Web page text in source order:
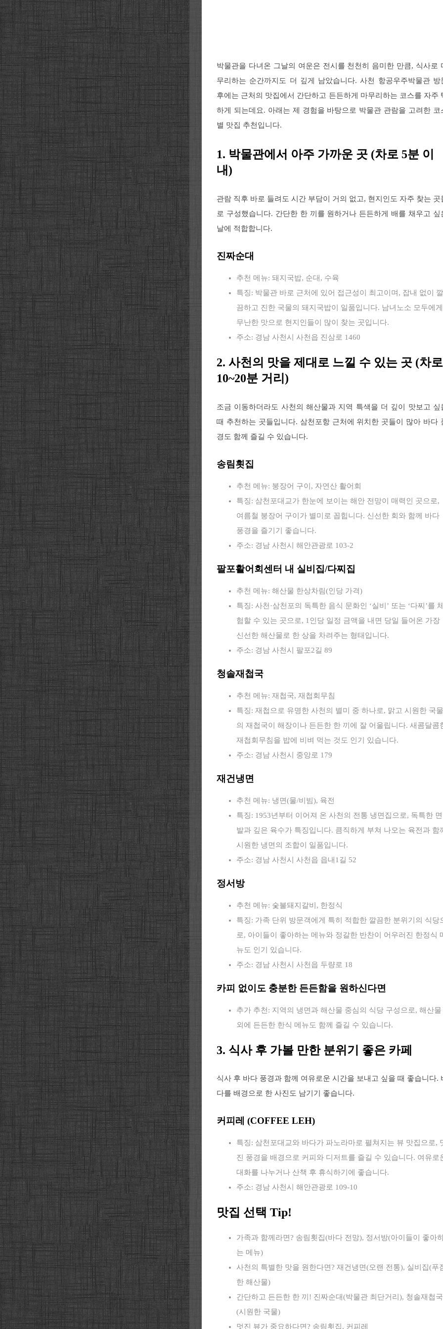
박물관을 다녀온 그날의 여운은 전시를 천천히 음미한 만큼, 식사로
무리하는 순간까지도 더 깊게 남았습니다. 사천 항공우주박물관 방
후에는 근처의 맛집에서 간단하고 든든하게 마무리하는 코스를 자주
하게 되는데요. 아래는 제 경험을 바탕으로 박물관 관람을 고려한 코
별 맛집 추천입니다.
1. 박물관에서 아주 가까운 곳 (차로 5분 이
내)
관람 직후 바로 들려도 시간 부담이 거의 없고, 현지인도 자주 찾는 곳
로 구성했습니다. 간단한 한 끼를 원하거나 든든하게 배를 채우고 싶
날에 적합합니다.
진짜순대
추천 메뉴: 돼지국밥, 순대, 수육
특징: 박물관 바로 근처에 있어 접근성이 최고이며, 잡내 없이 깔
끔하고 진한 국물의 돼지국밥이 일품입니다. 남녀노소 모두에게
무난한 맛으로 현지인들이 많이 찾는 곳입니다.
주소: 경남 사천시 사천읍 진삼로 1460
2. 사천의 맛을 제대로 느낄 수 있는 곳 (차로
10~20분 거리)
조금 이동하더라도 사천의 해산물과 지역 특색을 더 깊이 맛보고 싶
때 추천하는 곳들입니다. 삼천포항 근처에 위치한 곳들이 많아 바다
경도 함께 즐길 수 있습니다.
송림횟집
추천 메뉴: 붕장어 구이, 자연산 활어회
특징: 삼천포대교가 한눈에 보이는 해안 전망이 매력인 곳으로,
여름철 붕장어 구이가 별미로 꼽힙니다. 신선한 회와 함께 바다
풍경을 즐기기 좋습니다.
주소: 경남 사천시 해안관광로 103-2
팔포활어회센터 내 실비집/다찌집
추천 메뉴: 해산물 한상차림(인당 가격)
특징: 사천·삼천포의 독특한 음식 문화인 ‘실비’ 또는 ‘다찌’를
험할 수 있는 곳으로, 1인당 일정 금액을 내면 당일 들어온 가장
신선한 해산물로 한 상을 차려주는 형태입니다.
주소: 경남 사천시 팔포2길 89
청솔재첩국
추천 메뉴: 재첩국, 재첩회무침
특징: 재첩으로 유명한 사천의 별미 중 하나로, 맑고 시원한 국물
의 재첩국이 해장이나 든든한 한 끼에 잘 어울립니다. 새콤달콤
재첩회무침을 밥에 비벼 먹는 것도 인기 있습니다.
주소: 경남 사천시 중앙로 179
재건냉면
추천 메뉴: 냉면(물/비빔), 육전
특징: 1953년부터 이어져 온 사천의 전통 냉면집으로, 독특한 면
발과 깊은 육수가 특징입니다. 큼직하게 부쳐 나오는 육전과 함
시원한 냉면의 조합이 일품입니다.
주소: 경남 사천시 사천읍 읍내1길 52
정서방
추천 메뉴: 숯불돼지갈비, 한정식
특징: 가족 단위 방문객에게 특히 적합한 깔끔한 분위기의 식당
로, 아이들이 좋아하는 메뉴와 정갈한 반찬이 어우러진 한정식
뉴도 인기 있습니다.
주소: 경남 사천시 사천읍 두량로 18
카피 없이도 충분한 든든함을 원하신다면
추가 추천: 지역의 냉면과 해산물 중심의 식당 구성으로, 해산물
외에 든든한 한식 메뉴도 함께 즐길 수 있습니다.
3. 식사 후 가볼 만한 분위기 좋은 카페
식사 후 바다 풍경과 함께 여유로운 시간을 보내고 싶을 때 좋습니다.
다를 배경으로 한 사진도 남기기 좋습니다.
커피레 (COFFEE LEH)
특징: 삼천포대교와 바다가 파노라마로 펼쳐지는 뷰 맛집으로,
진 풍경을 배경으로 커피와 디저트를 즐길 수 있습니다. 여유로
대화를 나누거나 산책 후 휴식하기에 좋습니다.
주소: 경남 사천시 해안관광로 109-10
맛집 선택 Tip!
가족과 함께라면? 송림횟집(바다 전망), 정서방(아이들이 좋아
는 메뉴)
사천의 특별한 맛을 원한다면? 재건냉면(오랜 전통), 실비집(푸
한 해산물)
간단하고 든든한 한 끼! 진짜순대(박물관 최단거리), 청솔재첩국
(시원한 국물)
멋진 뷰가 중요하다면? 송림횟집, 커피레